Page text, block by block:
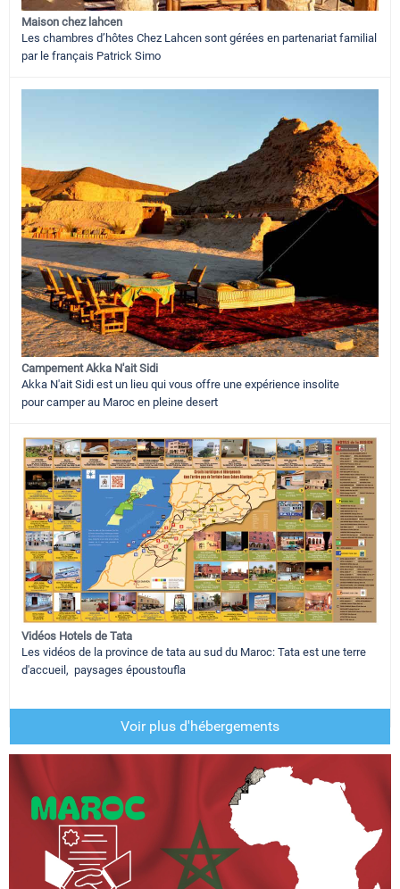
Maison chez lahcen
Les chambres d’hôtes Chez Lahcen sont gérées en partenariat familial
par le français Patrick Simo
Campement Akka N'ait Sidi
Akka N'ait Sidi est un lieu qui vous offre une expérience insolite
pour camper au Maroc en pleine desert
Vidéos Hotels de Tata
Les vidéos de la province de tata au sud du Maroc: Tata est une terre
d'accueil, paysages époustoufla
Voir plus d'hébergements